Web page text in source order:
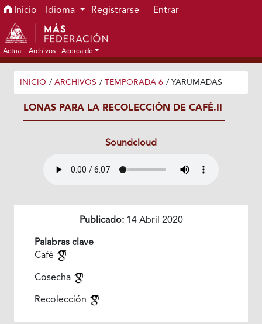
Ir al menú de navegación principal
Ir al contenido principal
Ir al pie de página del sitio
Inicio Idioma Registrarse Entrar
Actual Archivos Acerca de
INICIO / ARCHIVOS / TEMPORADA 6 / YARUMADAS
LONAS PARA LA RECOLECCIÓN DE CAFÉ.II
Soundcloud
Publicado:14 Abril 2020
Palabras clave
Café
Cosecha
Recolección